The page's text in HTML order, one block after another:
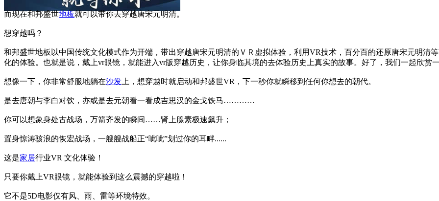
而现在和邦盛世地板就可以带你去穿越唐宋元明清。
想穿越吗？
和邦盛世地板以中国传统文化模式作为开端，带出穿越唐宋元明清的ＶＲ虚拟体验，利用VR技术，百分百的还原唐宋元明清
化的体验。也就是说，戴上vr眼镜，就能进入vr版穿越历史，让你身临其境的去体验历史上真实的故事。好了，我们一起欣赏
想像一下，你非常舒服地躺在沙发 上，想穿越时就启动和邦盛世VR，下一秒你就瞬移到任何你想去的朝代。
是去唐朝与李白对饮，亦或是去元朝看一看成吉思汉的金戈铁马…………
你可以想象身处古战场，万箭齐发的瞬间……肾上腺素极速飙升；
置身惊涛骇浪的恢宏战场，一艘艘战船正“呲呲”划过你的耳畔......
这是家居行业VR 文化体验！
只要你戴上VR眼镜，就能体验到这么震撼的穿越啦！
它不是5D电影仅有风、雨、雷等环境特效。